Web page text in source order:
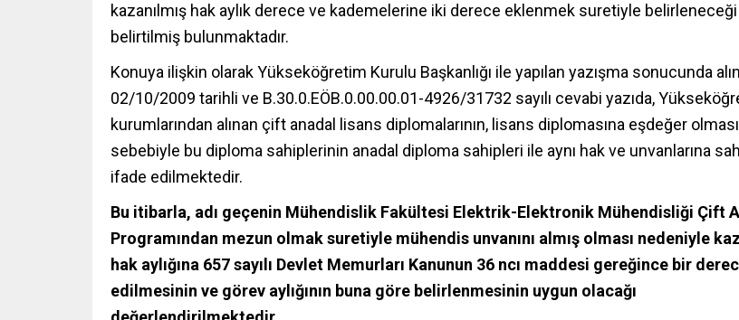
kazanılmış hak aylık derece ve kademelerine iki derece eklenmek suretiyle belirleneceği
belirtilmiş bulunmaktadır.
Konuya ilişkin olarak Yükseköğretim Kurulu Başkanlığı ile yapılan yazışma sonucunda
02/10/2009 tarihli ve B.30.0.EÖB.0.00.00.01-4926/31732 sayılı cevabi yazıda,
kurumlarından alınan çift anadal lisans diplomalarının, lisans diplomasına eşdeğer olması
sebebiyle bu diploma sahiplerinin anadal diploma sahipleri ile aynı hak ve unvanlarına
ifade edilmektedir.
Bu itibarla, adı geçenin Mühendislik Fakültesi Elektrik-Elektronik Mühendisliği Çift
Programından mezun olmak suretiyle mühendis unvanını almış olması nedeniyle
hak aylığına 657 sayılı Devlet Memurları Kanunun 36 ncı maddesi gereğince bir
edilmesinin ve görev aylığının buna göre belirlenmesinin uygun olacağı